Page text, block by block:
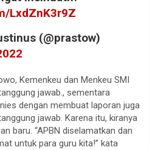
LxdZnK3r9Z
(@prastow)
Kemenkeu dan Menkeu SMI
jawab., sementara
dengan membuat laporan juga
jawab. Karena itu, kiranya
baru. “APBN diselamatkan dan
untuk para guru kita!” kata